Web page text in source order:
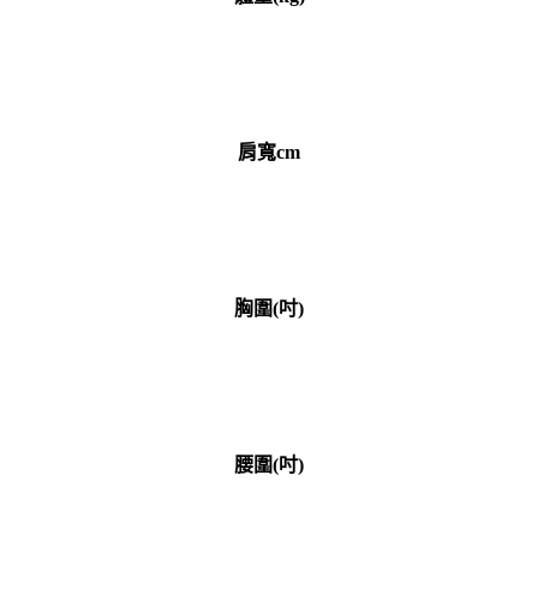
肩寬cm
胸圍(吋)
腰圍(吋)